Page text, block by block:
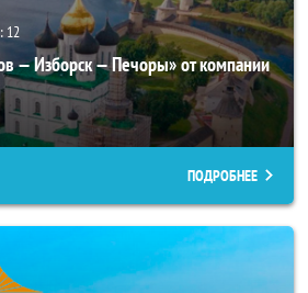
12
— Изборск — Печоры» от компании
ПОДРОБНЕЕ